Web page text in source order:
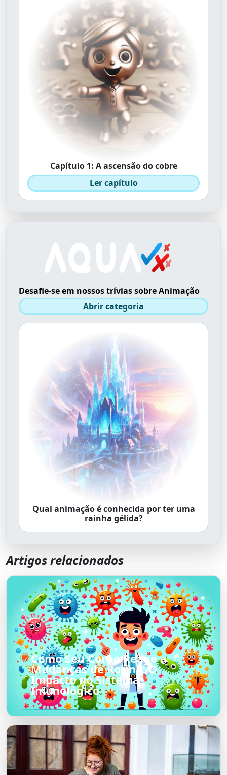
Capítulo 1: A ascensão do cobre
Ler capítulo
Desafie-se em nossos trívias sobre Animação
Abrir categoria
Qual animação é conhecida por ter uma
rainha gélida?
Artigos relacionados
Como Seu Corpo Reage a
Mudanças de Rotina: O
Impacto no Sistema
Imunológico